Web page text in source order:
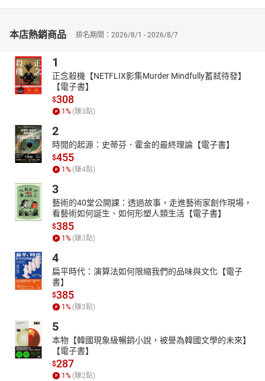
本店熱銷商品 排名期間：2026/8/1 - 2026/8/7
1
正念殺機【NETFLIX影集Murder Mindfully蓄弒待發】
【電子書】
$308
1 % (賺3點)
2
時間的起源：史蒂芬．霍金的最終理論【電子書】
$455
1 % (賺4點)
3
藝術的40堂公開課：透過故事，走進藝術家創作現場，
看藝術如何誕生、如何形塑人類生活【電子書】
$385
1 % (賺3點)
4
扁平時代：演算法如何限縮我們的品味與文化【電子
書】
$385
1 % (賺3點)
5
本物【韓國現象級暢銷小說，被譽為韓國文學的未來】
【電子書】
$287
1 % (賺2點)